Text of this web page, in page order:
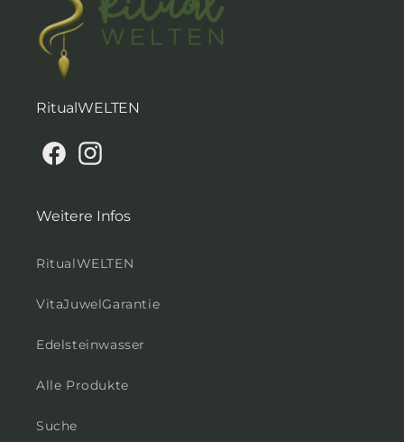
RitualWELTEN
FacebookInstagram
Weitere Infos
RitualWELTEN
VitaJuwelGarantie
Edelsteinwasser
Alle Produkte
Suche